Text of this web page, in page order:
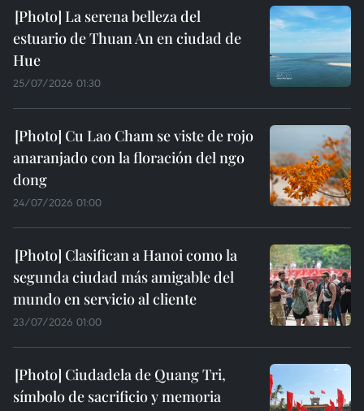
La serena belleza del
estuario de Thuan An en ciudad de
Hue
25/07/2026 01:30
Cu Lao Cham se viste de rojo
anaranjado con la floración del ngo
dong
24/07/2026 01:00
Clasifican a Hanoi como la
segunda ciudad más amigable del
mundo en servicio al cliente
23/07/2026 01:00
Ciudadela de Quang Tri,
símbolo de sacrificio y memoria